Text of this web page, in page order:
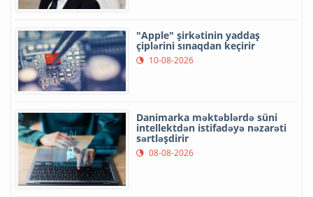
"Apple" şirkətinin yaddaş
çiplərini sınaqdan keçirir
10-08-2026
Danimarka məktəblərdə süni
intellektdən istifadəyə nəzarəti
sərtləşdirir
08-08-2026